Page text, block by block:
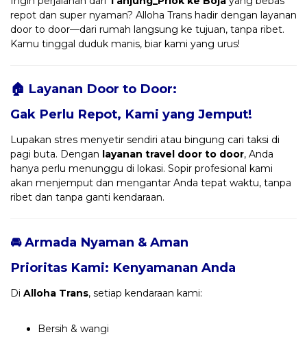
repot dan super nyaman? Alloha Trans hadir dengan layanan
door to door—dari rumah langsung ke tujuan, tanpa ribet.
Kamu tinggal duduk manis, biar kami yang urus!
🏠 Layanan Door to Door:
Gak Perlu Repot, Kami yang Jemput!
Lupakan stres menyetir sendiri atau bingung cari taksi di
pagi buta. Dengan layanan travel door to door, Anda
hanya perlu menunggu di lokasi. Sopir profesional kami
akan menjemput dan mengantar Anda tepat waktu, tanpa
ribet dan tanpa ganti kendaraan.
🚘 Armada Nyaman & Aman
Prioritas Kami: Kenyamanan Anda
Di Alloha Trans, setiap kendaraan kami:
Bersih & wangi